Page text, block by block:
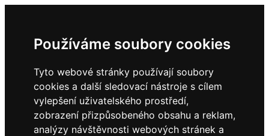
Používáme soubory cookies
Tyto webové stránky používají soubory
cookies a další sledovací nástroje s cílem
vylepšení uživatelského prostředí,
zobrazení přizpůsobeného obsahu a reklam,
analýzy návštěvnosti webových stránek a